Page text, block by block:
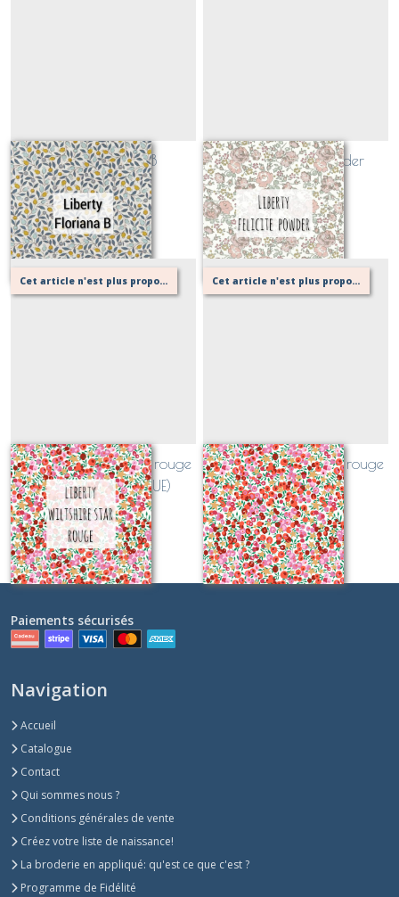
Liberty Floriana B
(CLASSIQUE)
Sur demande
Liberty Félicité Powder
(EXCLUSIF!)
Sur demande
Cet article n'est plus proposé, retournez au menu principal ou contactez moi!
Liberty Wiltshire stars rouge
et doré (CLASSIQUE)
Sur demande
Cet article n'est plus proposé, retournez au menu principal ou contactez moi!
Liberty Wiltshire stars rouge
et or
Sur demande
Paiements sécurisés
Navigation
Accueil
Catalogue
Contact
Qui sommes nous ?
Conditions générales de vente
Créez votre liste de naissance!
La broderie en appliqué: qu'est ce que c'est ?
Programme de Fidélité